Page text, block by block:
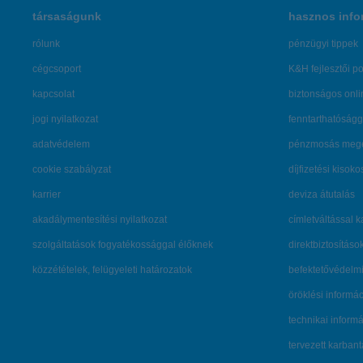
társaságunk
rólunk
cégcsoport
kapcsolat
jogi nyilatkozat
adatvédelem
cookie szabályzat
karrier
akadálymentesítési nyilatkozat
szolgáltatások fogyatékossággal élőknek
közzétételek, felügyeleti határozatok
hasznos
pénzügyi tippek
K&H fejlesztői
biztonságos
pénzmosás
díjfizetési
deviza átutalás
címletváltással
öröklési
technikai
tervezett